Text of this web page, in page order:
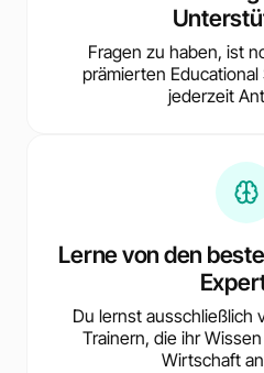
Fragen zu haben, ist
prämierten
jederzeit
Lerne von den
Du lernst ausschließlich
Trainern, die ihr
Wirtschaft